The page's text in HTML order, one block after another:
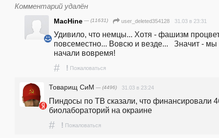
Комментарий удалён
MacHine — (11631) user_deleted354128 31.03 в 23:31
Удивило, что немцы... Хотя - фашизм
повсеместно... Вовсю и везде...   Значит - мы
начали вовремя!
# ! Пожаловаться
Товарищ СиМ — (4496) 31.03 в 23:24
Пиндосы по ТВ сказали, что финансировали
биолабораторий на окраине
# ! Пожаловаться